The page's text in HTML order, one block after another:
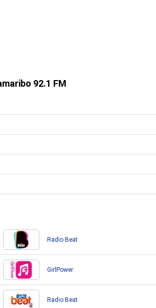
92.1 FM
Radio Beat
GirlPower
Radio Beat